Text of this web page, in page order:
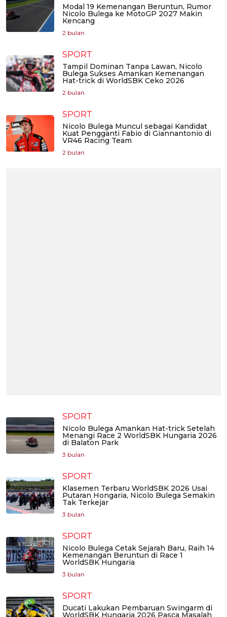
Modal 19 Kemenangan Beruntun, Rumor
Nicolo Bulega ke MotoGP 2027 Makin
Kencang
2 bulan
SPORT
Tampil Dominan Tanpa Lawan, Nicolo
Bulega Sukses Amankan Kemenangan
Hat-trick di WorldSBK Ceko 2026
2 bulan
SPORT
Nicolo Bulega Muncul sebagai Kandidat
Kuat Pengganti Fabio di Giannantonio di
VR46 Racing Team
2 bulan
SPORT
Nicolo Bulega Amankan Hat-trick Setelah
Menangi Race 2 WorldSBK Hungaria 2026
di Balaton Park
3 bulan
SPORT
Klasemen Terbaru WorldSBK 2026 Usai
Putaran Hongaria, Nicolo Bulega Semakin
Tak Terkejar
3 bulan
SPORT
Nicolo Bulega Cetak Sejarah Baru, Raih 14
Kemenangan Beruntun di Race 1
WorldSBK Hungaria
3 bulan
SPORT
Ducati Lakukan Pembaruan Swingarm di